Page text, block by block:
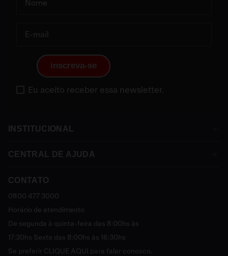
inscreva-se
Eu aceito receber essa newsletter.
INSTITUCIONAL
Sobre a Franke
Política de Privacidade
Sustentável
Cashback
Catálogo Digital Franke 2025 - 2026
CENTRAL DE AJUDA
Assistência Técnica
Política de Trocas e Devoluções
Política de Entrega
Política de Pagamento
FAQ
Vendas Corporativas
CONTATO
0800 477 3000
Horário de atendimento
De segunda à quinta-feira das 8:00hs às
17:30hs Sexta das 8:00hs às 16:30hs
Se preferir CLIQUE AQUI para falar conosco.